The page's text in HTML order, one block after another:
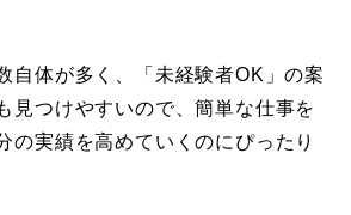
自体が多く、「未経験者OK」の案
見つけやすいので、簡単な仕事を
の実績を高めていくのにぴったり